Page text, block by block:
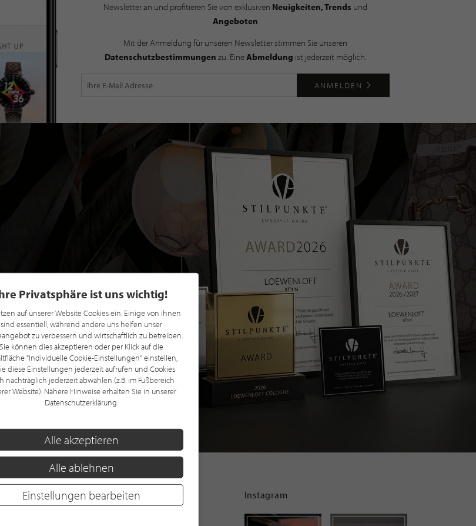
Newsletter an und profitieren Sie von exklusiven Neuigkeiten, Trends und
Angeboten
Mit der Anmeldung für unseren Newsletter stimmen Sie unseren
Datenschutzbestimmungen zu. EineAbmeldung ist jederzeit möglich.
ANMELDEN
GRATIS
Instagram
Privatsphäre ist uns wichtig!
auf unserer Website Cookies ein. Einige von ihnen
sind essentiell, während andere uns helfen unser
zu verbessern und wirtschaftlich zu betreiben.
Sie können dies akzeptieren oder per Klick auf die
"Individuelle Cookie-Einstellungen" einstellen,
diese Einstellungen jederzeit aufrufen und Cookies
nachträglich jederzeit abwählen (z.B. im Fußbereich
Website). Nähere Hinweise erhalten Sie in unserer
Datenschutzerklärung.
Alle akzeptieren
Alle ablehnen
Einstellungen bearbeiten